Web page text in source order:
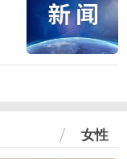
女性